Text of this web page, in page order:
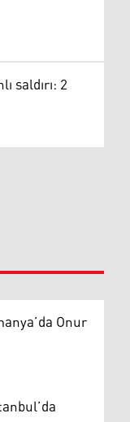
saldırı: 2
Onur